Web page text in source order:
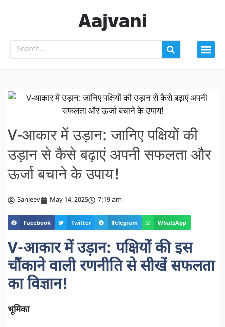
Aajvani
V-आकार में उड़ान: जानिए पक्षियों की
उड़ान से कैसे बढ़ाएं अपनी सफलता और
ऊर्जा बचाने के उपाय!
Sanjeev May 14, 2025 7:19 am
Facebook Twitter Telegram WhatsApp
V-आकार में उड़ान: पक्षियों की इस
चौंकाने वाली रणनीति से सीखें सफलता
का विज्ञान!
भूमिका